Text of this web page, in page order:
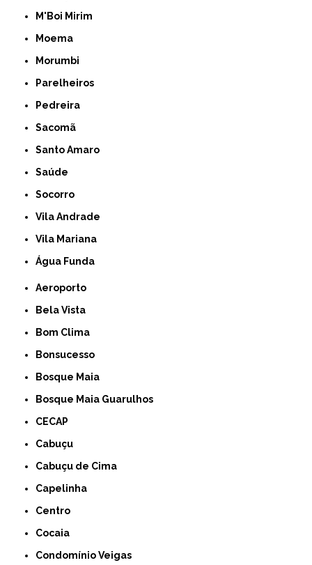
M'Boi Mirim
Moema
Morumbi
Parelheiros
Pedreira
Sacomã
Santo Amaro
Saúde
Socorro
Vila Andrade
Vila Mariana
Água Funda
Aeroporto
Bela Vista
Bom Clima
Bonsucesso
Bosque Maia
Bosque Maia Guarulhos
CECAP
Cabuçu
Cabuçu de Cima
Capelinha
Centro
Cocaia
Condomínio Veigas